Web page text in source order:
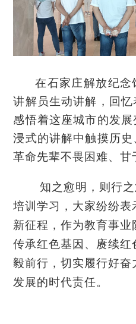
在石家庄解放纪
讲解员生动讲解 ， 回
感悟着这座城市的发展
浸式的讲解中触摸历
革命先辈不畏困难、甘
知之愈明，则行
培训学习， 大家纷纷表
新征程，作为教育事业
传承红色基因、 赓续红
毅前行，切实履行好奋
发展的时代责任。